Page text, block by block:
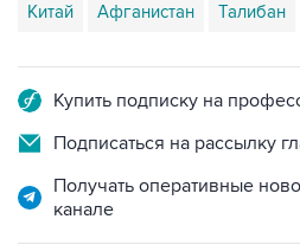
Подписаться на рассылку
Получать оперативные
НОВОСТИ ПО ТЕМЕ